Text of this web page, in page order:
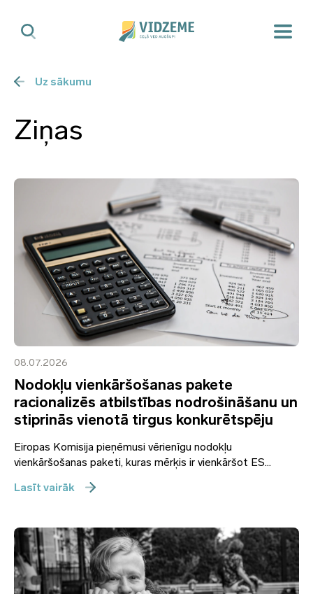
Uz sākumu
Ziņas
08.07.2026
Nodokļu vienkāršošanas pakete
racionalizēs atbilstības nodrošināšanu un
stiprinās vienotā tirgus konkurētspēju
Eiropas Komisija pieņēmusi vērienīgu nodokļu
vienkāršošanas paketi, kuras mērķis ir vienkāršot ES...
Lasīt vairāk